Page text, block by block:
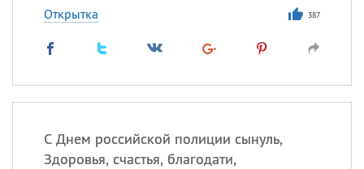
Открытка 387
С Днем российской полиции сынуль,
Здоровья, счастья, благодати,